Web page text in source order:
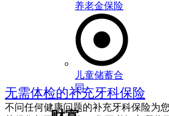
养老金保险
儿童储蓄合
同
无需体检的补充牙科保险
不问任何健康问题的补充牙科保险为